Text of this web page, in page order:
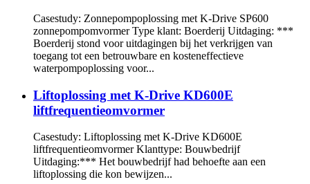
Casestudy: Zonnepompoplossing met K-Drive SP600
zonnepompomvormer Type klant: Boerderij Uitdaging: ***
Boerderij stond voor uitdagingen bij het verkrijgen van
toegang tot een betrouwbare en kosteneffectieve
waterpompoplossing voor...
Liftoplossing met K-Drive KD600E
liftfrequentieomvormer
Casestudy: Liftoplossing met K-Drive KD600E
liftfrequentieomvormer Klanttype: Bouwbedrijf
Uitdaging:*** Het bouwbedrijf had behoefte aan een
liftoplossing die kon bewijzen...